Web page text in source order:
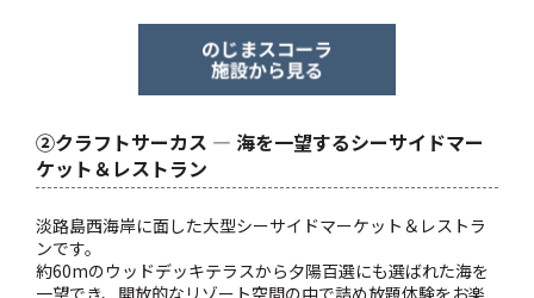
②クラフトサーカス — 海を一望するシーサイドマー
ケット＆レストラン
淡路島西海岸に面した大型シーサイドマーケット＆レストラ
ンです。
約60mのウッドデッキテラスから夕陽百選にも選ばれた海を